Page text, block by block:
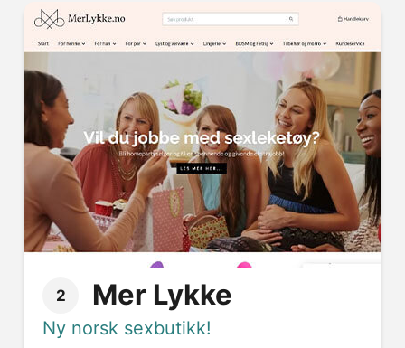
2 Mer Lykke
Ny norsk sexbutikk!